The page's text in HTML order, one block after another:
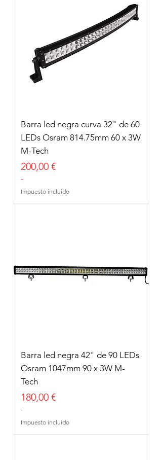
Barra led negra curva 32" de 60
LEDs Osram 814.75mm 60 x 3W
M-Tech
Precio
200,00 €
-
Impuesto incluido
Barra led negra 42" de 90 LEDs
Osram 1047mm 90 x 3W M-
Tech
Precio
180,00 €
-
Impuesto incluido